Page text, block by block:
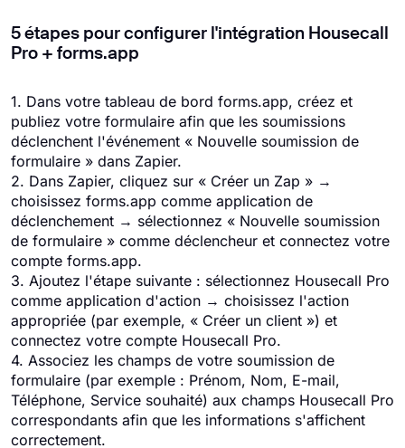
5 étapes pour configurer l'intégration Housecall
Pro + forms.app
1. Dans votre tableau de bord forms.app, créez et
publiez votre formulaire afin que les soumissions
déclenchent l'événement « Nouvelle soumission de
formulaire » dans Zapier.
2. Dans Zapier, cliquez sur « Créer un Zap » →
choisissez forms.app comme application de
déclenchement → sélectionnez « Nouvelle soumission
de formulaire » comme déclencheur et connectez votre
compte forms.app.
3. Ajoutez l'étape suivante : sélectionnez Housecall Pro
comme application d'action → choisissez l'action
appropriée (par exemple, « Créer un client ») et
connectez votre compte Housecall Pro.
4. Associez les champs de votre soumission de
formulaire (par exemple : Prénom, Nom, E-mail,
Téléphone, Service souhaité) aux champs Housecall Pro
correspondants afin que les informations s'affichent
correctement.